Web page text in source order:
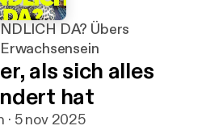
DA? Übers
als sich alles
hat
· 5 nov 2025